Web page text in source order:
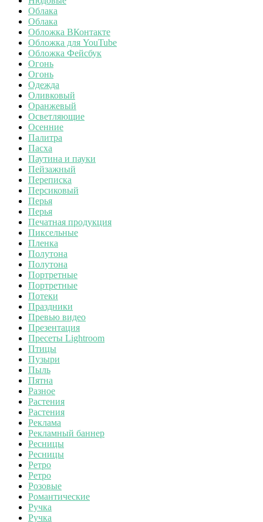
Облака
Облака
Обложка ВКонтакте
Обложка для YouTube
Обложка Фейсбук
Огонь
Огонь
Одежда
Оливковый
Оранжевый
Осветляющие
Осенние
Палитра
Пасха
Паутина и пауки
Пейзажный
Переписка
Персиковый
Перья
Перья
Печатная продукция
Пиксельные
Пленка
Полутона
Полутона
Портретные
Портретные
Потеки
Праздники
Превью видео
Презентация
Пресеты Lightroom
Птицы
Пузыри
Пыль
Пятна
Разное
Растения
Растения
Реклама
Рекламный баннер
Ресницы
Ресницы
Ретро
Ретро
Розовые
Романтические
Ручка
Ручка